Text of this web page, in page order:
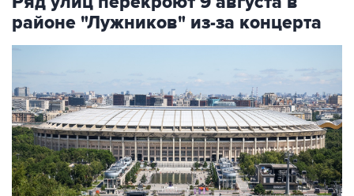
районе "Лужников" из-за концерта